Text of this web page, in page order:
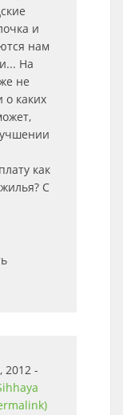
и
нам
На
не
о каких
как
С
2012 -